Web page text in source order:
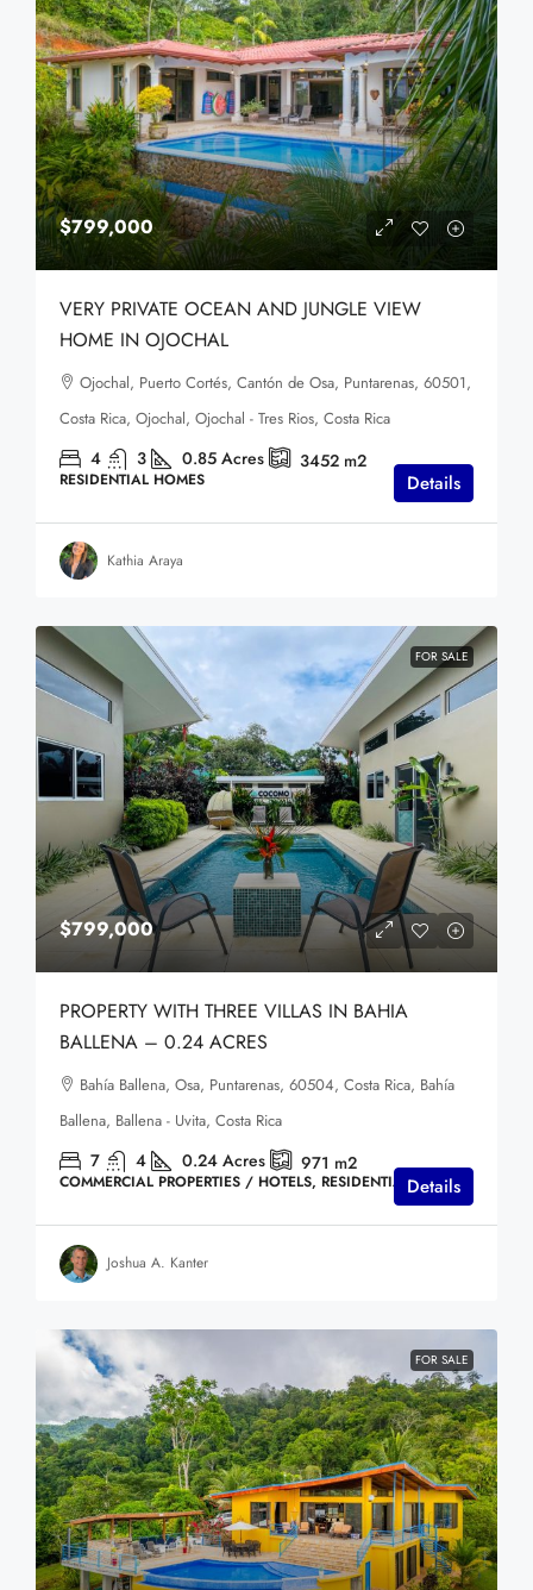
$799,000
VERY PRIVATE OCEAN AND JUNGLE VIEW
HOME IN OJOCHAL
Ojochal, Puerto Cortés, Cantón de Osa, Puntarenas, 60501,
Costa Rica, Ojochal, Ojochal - Tres Rios, Costa Rica
4 3 0.85 Acres 3452 m2
RESIDENTIAL HOMES Details
Kathia Araya
FOR SALE
$799,000
PROPERTY WITH THREE VILLAS IN BAHIA
BALLENA – 0.24 ACRES
Bahía Ballena, Osa, Puntarenas, 60504, Costa Rica, Bahía
Ballena, Ballena - Uvita, Costa Rica
7 4 0.24 Acres 971 m2
COMMERCIAL PROPERTIES / HOTELS, RESIDENTIAL HOMES
Details
Joshua A. Kanter
FOR SALE